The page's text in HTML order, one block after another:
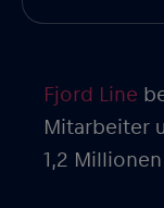
Fjord Line
Mitarbeiter
1,2